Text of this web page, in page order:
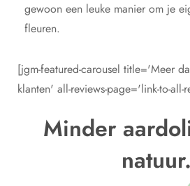
gewoon een leuke manier om je
fleuren.
[jgm-featured-carousel title='Meer
klanten' all-reviews-page='link-to-all-
Minder
natuur.